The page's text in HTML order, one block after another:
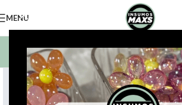
MENU
BUSCAR PRODUCTOS